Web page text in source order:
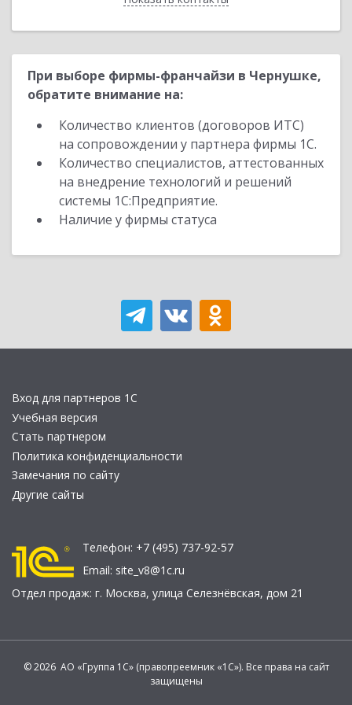
При выборе фирмы-франчайзи в Чернушке,
обратите внимание на:
Количество клиентов (договоров ИТС)
на сопровождении у партнера фирмы 1С.
Количество специалистов, аттестованных
на внедрение технологий и решений
системы 1С:Предприятие.
Наличие у фирмы статуса
Вход для партнеров 1С
Учебная версия
Стать партнером
Политика конфиденциальности
Замечания по сайту
Другие сайты
Телефон: +7 (495) 737-92-57
Email: site_v8@1c.ru
Отдел продаж: г. Москва, улица Селезнёвская, дом 21
© 2026 АО «Группа 1С» (правопреемник «1С»). Все права на сайт
защищены